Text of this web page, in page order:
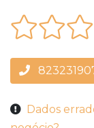
Dados